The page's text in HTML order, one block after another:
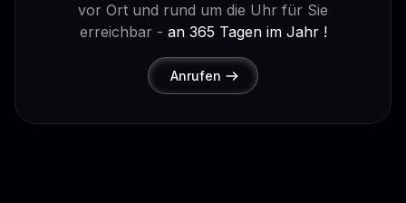
vor Ort und rund um die Uhr für Sie
erreichbar - an 365 Tagen im Jahr !
Anrufen